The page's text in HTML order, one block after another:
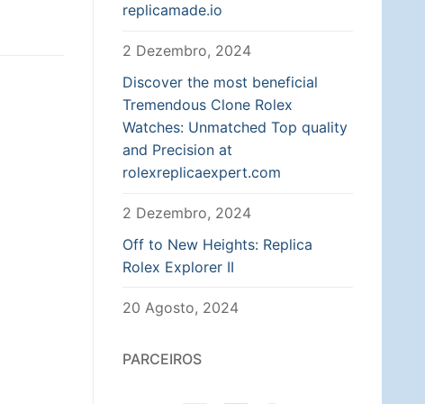
replicamade.io
2 Dezembro, 2024
Discover the most beneficial
Tremendous Clone Rolex
Watches: Unmatched Top quality
and Precision at
rolexreplicaexpert.com
2 Dezembro, 2024
Off to New Heights: Replica
Rolex Explorer II
20 Agosto, 2024
PARCEIROS